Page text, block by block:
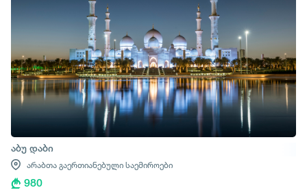
აბუ დაბი
არაბთა გაერთიანებული საემიროები
980